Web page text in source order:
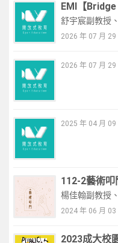
EMI【Bridge
舒宇宸副教授
2026 年 07 月 29
2026 年 07 月 29
2025 年 04 月 09
112-2藝術叩
楊佳翰副教授
2024 年 06 月 03
2023成大校